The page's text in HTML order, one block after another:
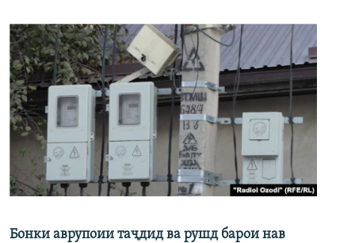
Бонки аврупоии таҷдид ва рушд барои нав